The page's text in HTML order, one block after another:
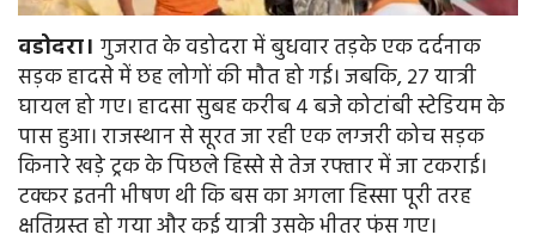
वडोदरा। गुजरात के वडोदरा में बुधवार तड़के एक दर्दनाक
सड़क हादसे में छह लोगों की मौत हो गई। जबकि, 27 यात्री
घायल हो गए। हादसा सुबह करीब 4 बजे कोटांबी स्टेडियम के
पास हुआ। राजस्थान से सूरत जा रही एक लग्जरी कोच सड़क
किनारे खड़े ट्रक के पिछले हिस्से से तेज रफ्तार में जा टकराई।
टक्कर इतनी भीषण थी कि बस का अगला हिस्सा पूरी तरह
क्षतिग्रस्त हो गया और कई यात्री उसके भीतर फंस गए।